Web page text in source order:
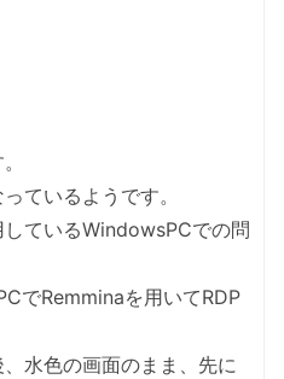
ているようです。
ているWindowsPCでの問
でRemminaを用いてRDP
水色の画面のまま、先に